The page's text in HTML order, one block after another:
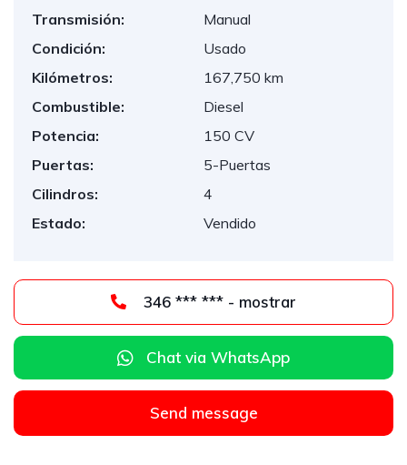
Transmisión:
Manual
Condición:
Usado
Kilómetros:
167,750 km
Combustible:
Diesel
Potencia:
150 CV
Puertas:
5-Puertas
Cilindros:
4
Estado:
Vendido
346 *** *** - mostrar
Chat via WhatsApp
Send message